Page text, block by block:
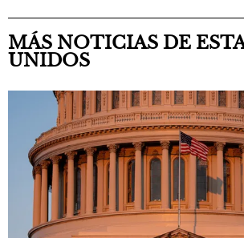
MÁS NOTICIAS DE
UNIDOS